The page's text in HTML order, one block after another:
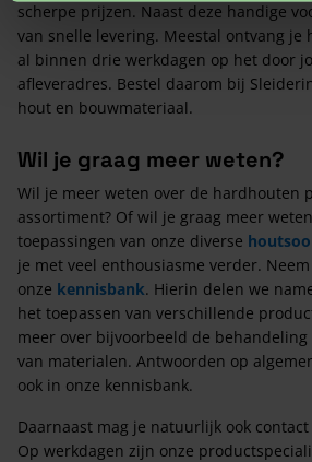
scherpe prijzen. Naast deze handige
van snelle levering. Meestal ontvang je
al binnen drie werkdagen op het door
afleveradres. Bestel daarom bij
hout en bouwmateriaal.
Wil je graag meer weten?
Wil je meer weten over de hardhouten
assortiment? Of wil je graag meer
toepassingen van onze diverse
je met veel enthousiasme verder.
onze kennisbank. Hierin delen we
het toepassen van verschillende
meer over bijvoorbeeld de
van materialen. Antwoorden op
ook in onze kennisbank.
Daarnaast mag je natuurlijk ook
Op werkdagen zijn onze